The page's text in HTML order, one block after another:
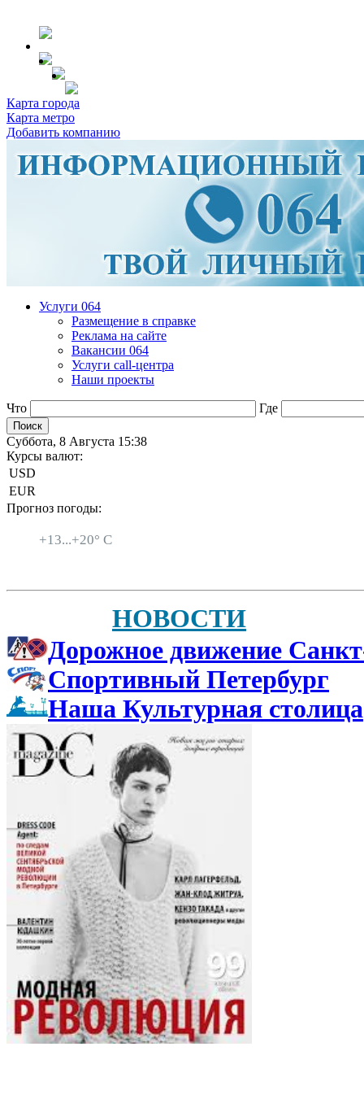
Карта города
Карта метро
Добавить компанию
Услуги 064
Размещение в справке
Реклама на сайте
Вакансии 064
Услуги call-центра
Наши проекты
Что Где
Суббота, 8 Августа 15:38
Курсы валют:
USD
EUR
Прогноз погоды:
+13...+20° C
НОВОСТИ
Дорожное движение
Спортивный Петербург
Наша Культурная столица